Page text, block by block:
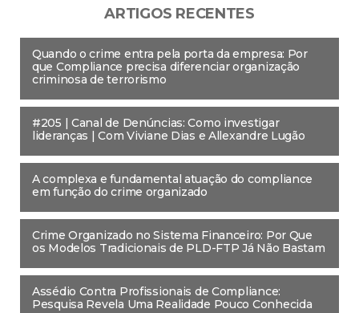
ARTIGOS RECENTES
Quando o crime entra pela porta da empresa: Por
que Compliance precisa diferenciar organização
criminosa de terrorismo
#205 | Canal de Denúncias: Como investigar
lideranças | Com Viviane Dias e Allexandre Lugão
A complexa e fundamental atuação do compliance
em função do crime organizado
Crime Organizado no Sistema Financeiro: Por Que
os Modelos Tradicionais de PLD-FTP Já Não Bastam
Assédio Contra Profissionais de Compliance:
Pesquisa Revela Uma Realidade Pouco Conhecida